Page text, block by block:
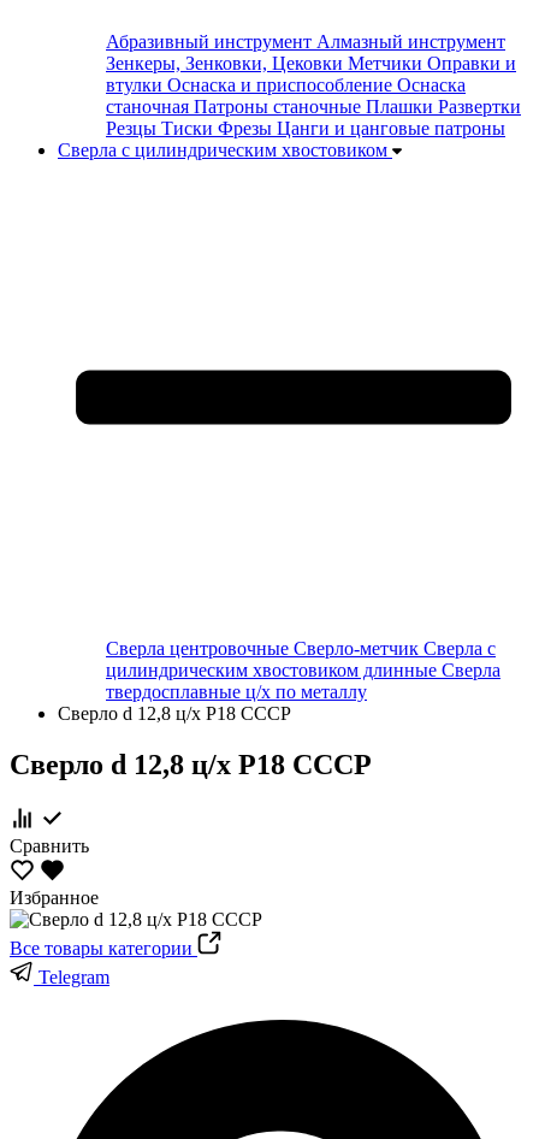
Абразивный инструмент Алмазный инструмент
Зенкеры, Зенковки, Цековки Метчики Оправки и
втулки Оснаска и приспособление Оснаска
станочная Патроны станочные Плашки Развертки
Резцы Тиски Фрезы Цанги и цанговые патроны
Сверла с цилиндрическим хвостовиком
Сверла центровочные Сверло-метчик Сверла с
цилиндрическим хвостовиком длинные Сверла
твердосплавные ц/х по металлу
Сверло d 12,8 ц/х Р18 СССР
Сверло d 12,8 ц/х Р18 СССР
Сравнить
Избранное
Все товары категории
Telegram